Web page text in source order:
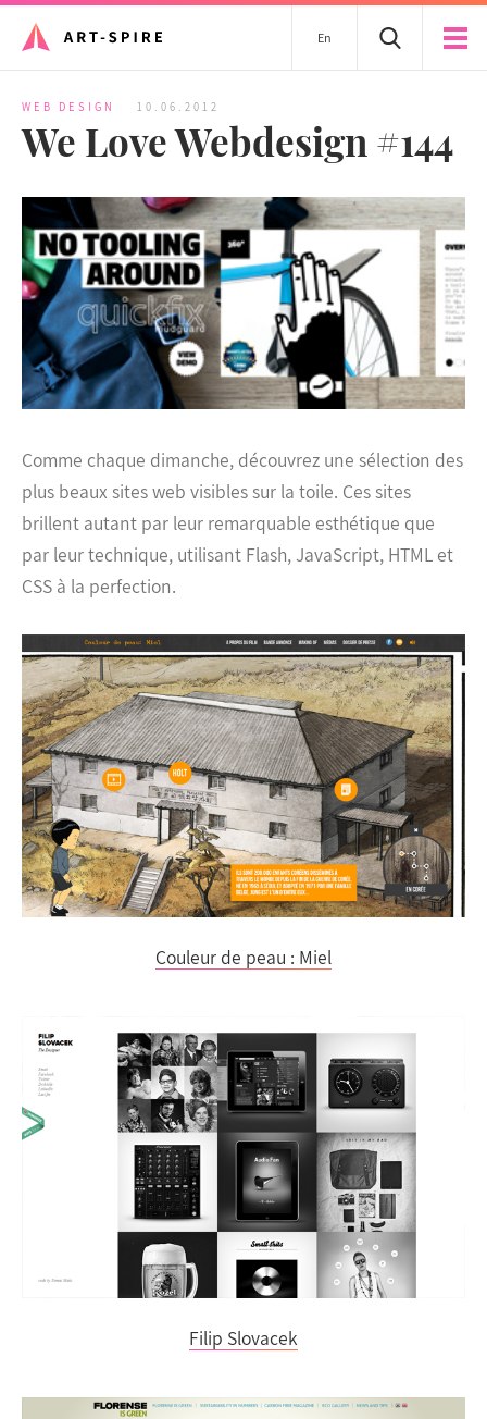
En
WEB DESIGN 10.06.2012
We Love Webdesign #144
Comme chaque dimanche, découvrez une sélection des
plus beaux sites web visibles sur la toile. Ces sites
brillent autant par leur remarquable esthétique que
par leur technique, utilisant Flash, JavaScript, HTML et
CSS à la perfection.
Couleur de peau : Miel
Filip Slovacek